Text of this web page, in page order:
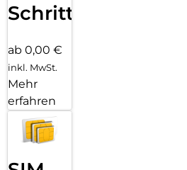
Schritten
ab 0,00 €
inkl. MwSt.
Mehr
erfahren